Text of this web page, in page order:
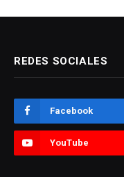
REDES SOCIALES
Facebook
YouTube